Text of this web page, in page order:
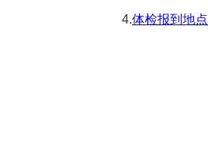
4.体检报到地点